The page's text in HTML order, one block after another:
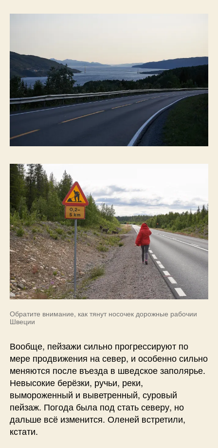
Обратите внимание, как тянут носочек дорожные рабочии
Швеции
Вообще, пейзажи сильно прогрессируют по
мере продвижения на север, и особенно сильно
меняются после въезда в шведское заполярье.
Невысокие берёзки, ручьи, реки,
вымороженный и выветренный, суровый
пейзаж. Погода была под стать северу, но
дальше всё изменится. Оленей встретили,
кстати.